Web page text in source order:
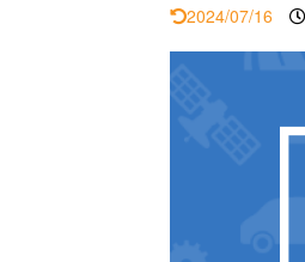
2024/07/16